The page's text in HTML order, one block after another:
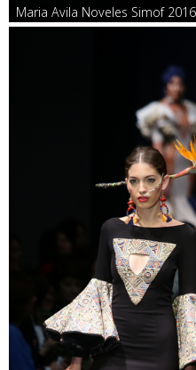
Maria Avila Noveles Simof 2016